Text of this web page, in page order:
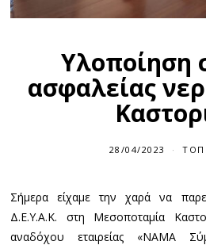
Υλοποίηση
ασφαλείας
28/04/2023
Σήμερα είχαμε την χαρά να
Δ.Ε.Υ.Α.Κ. στη Μεσοποταμία
αναδόχου εταιρείας «ΝΑΜΑ